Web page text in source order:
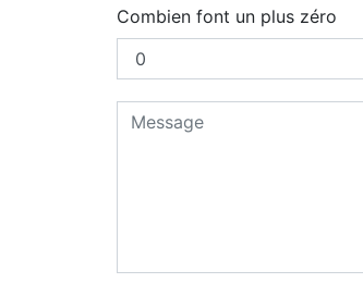
Combien font un plus zéro